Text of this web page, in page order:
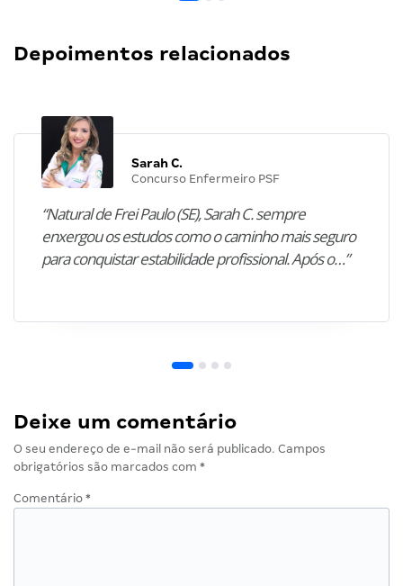
Depoimentos relacionados
Sarah C.
Concurso Enfermeiro PSF
“Natural de Frei Paulo (SE), Sarah C. sempre
enxergou os estudos como o caminho mais seguro
para conquistar estabilidade profissional. Após o…”
Deixe um comentário
O seu endereço de e-mail não será publicado. Campos
obrigatórios são marcados com *
Comentário *